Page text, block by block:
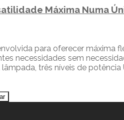
Máxima Numa
para oferecer máxima
necessidades sem
três níveis de